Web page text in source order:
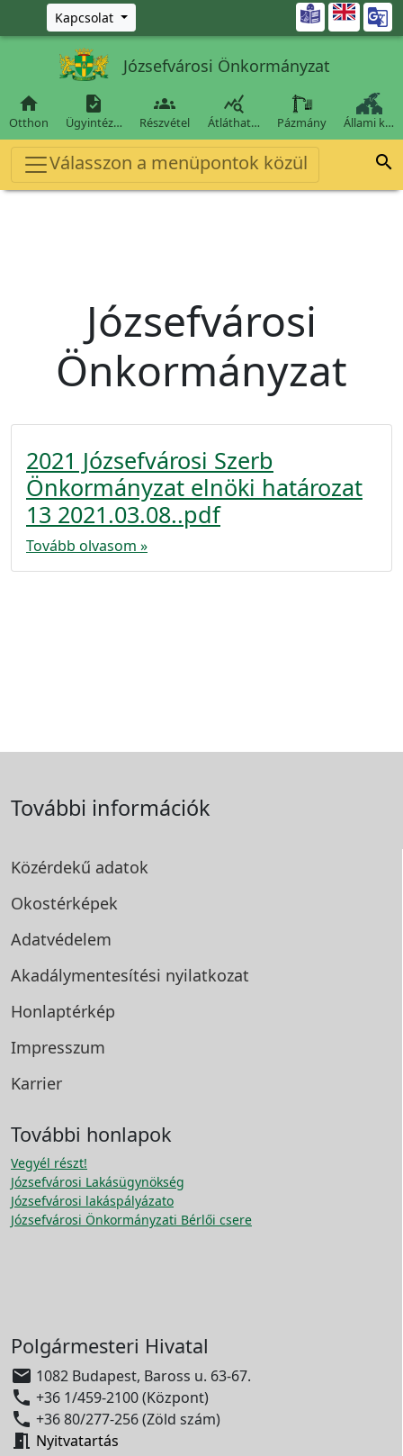
Ugrás a fő tartalomra
Kapcsolat 
Józsefvárosi Önkormányzat

Otthon

Ügyintéz…

Részvétel

Átláthat… Pázmány Állami k…
Válasszon a menüpontok közül 
Józsefvárosi
Önkormányzat
2021 Józsefvárosi Szerb
Önkormányzat elnöki határozat
13 2021.03.08..pdf
Tovább olvasom »
További információk
Közérdekű adatok
Okostérképek
Adatvédelem
Akadálymentesítési nyilatkozat
Honlaptérkép
Impresszum
Karrier
További honlapok
Vegyél részt!
Józsefvárosi Lakásügynökség
Józsefvárosi lakáspályázato
Józsefvárosi Önkormányzati Bérlői csere
Polgármesteri Hivatal
 1082 Budapest, Baross u. 63-67.
 +36 1/459-2100 (Központ)
 +36 80/277-256 (Zöld szám)
 Nyitvatartás